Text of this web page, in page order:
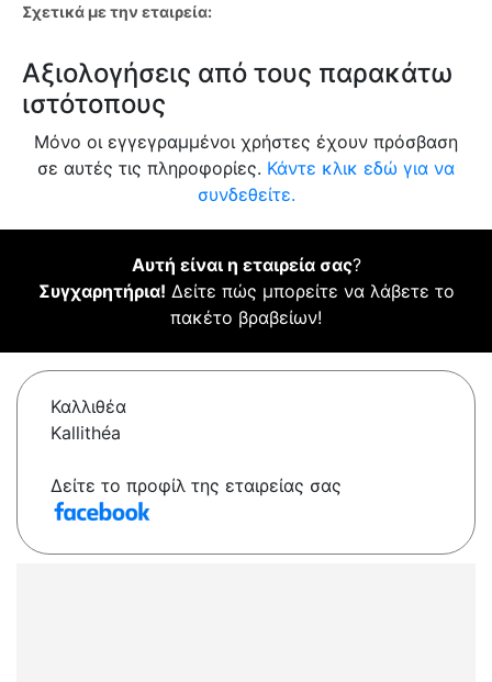
Σχετικά με την εταιρεία:
Αξιολογήσεις από τους παρακάτω
ιστότοπους
Μόνο οι εγγεγραμμένοι χρήστες έχουν πρόσβαση
σε αυτές τις πληροφορίες. Κάντε κλικ εδώ για να
συνδεθείτε.
Αυτή είναι η εταιρεία σας?
Συγχαρητήρια! Δείτε πώς μπορείτε να λάβετε το
πακέτο βραβείων!
Καλλιθέα
Kallithéa
Δείτε το προφίλ της εταιρείας σας